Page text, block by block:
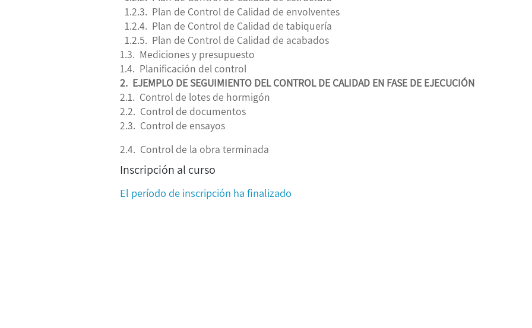
1.2.3. Plan de Control de Calidad de envolventes
1.2.4. Plan de Control de Calidad de tabiquería
1.2.5. Plan de Control de Calidad de acabados
1.3. Mediciones y presupuesto
1.4. Planificación del control
2. EJEMPLO DE SEGUIMIENTO DEL CONTROL DE CALIDAD EN FASE DE EJECUCIÓN
2.1. Control de lotes de hormigón
2.2. Control de documentos
2.3. Control de ensayos
2.4. Control de la obra terminada
Inscripción al curso
El período de inscripción ha finalizado